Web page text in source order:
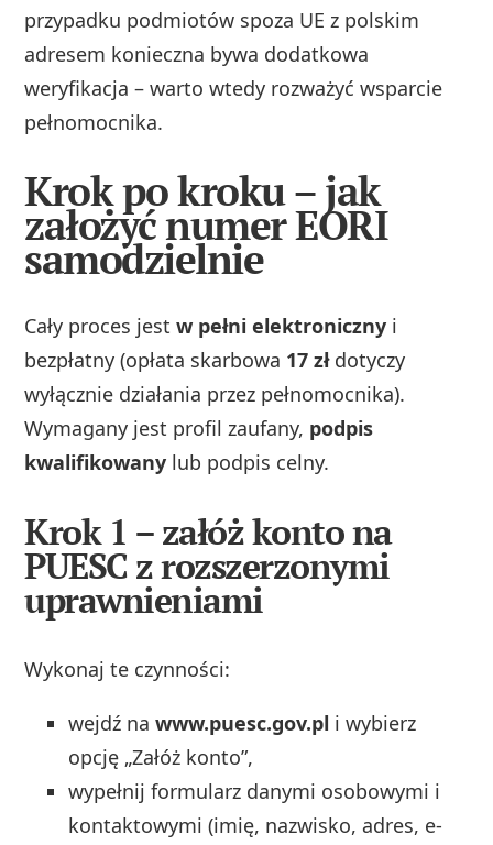
przypadku podmiotów spoza UE z polskim
adresem konieczna bywa dodatkowa
weryfikacja – warto wtedy rozważyć wsparcie
pełnomocnika.
Krok po kroku – jak
założyć numer EORI
samodzielnie
Cały proces jestw pełni elektroniczny i
bezpłatny (opłata skarbowa 17 złdotyczy
wyłącznie działania przez pełnomocnika).
Wymagany jest profil zaufany, podpis
kwalifikowany lub podpis celny.
Krok 1 – załóż konto na
PUESC z rozszerzonymi
uprawnieniami
Wykonaj te czynności:
wejdź nawww.puesc.gov.pl i wybierz
opcję „Załóż konto”,
wypełnij formularz danymi osobowymi i
kontaktowymi (imię, nazwisko, adres, e-